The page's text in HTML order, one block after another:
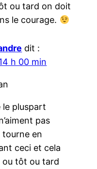
ou tard on doit
le courage.
dit :
h 00 min
le pluspart
pas
tourne en
ceci et cela
ou tôt ou tard